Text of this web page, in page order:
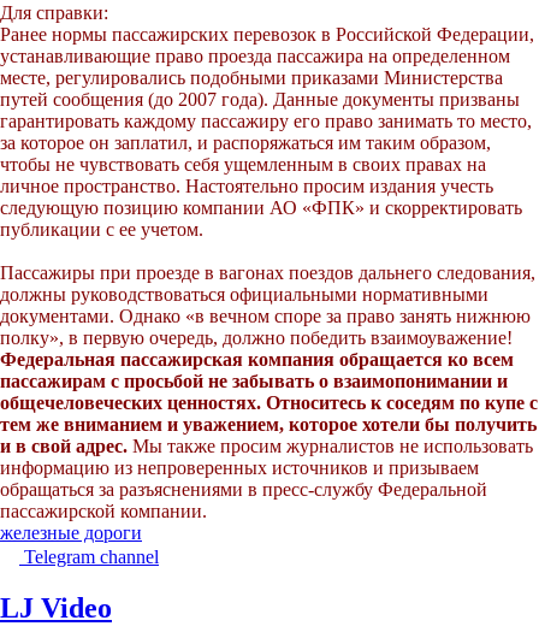
Для справки:
Ранее нормы пассажирских перевозок в Российской Федерации,
устанавливающие право проезда пассажира на определенном
месте, регулировались подобными приказами Министерства
путей сообщения (до 2007 года). Данные документы призваны
гарантировать каждому пассажиру его право занимать то место,
за которое он заплатил, и распоряжаться им таким образом,
чтобы не чувствовать себя ущемленным в своих правах на
личное пространство. Настоятельно просим издания учесть
следующую позицию компании АО «ФПК» и скорректировать
публикации с ее учетом.
Пассажиры при проезде в вагонах поездов дальнего следования,
должны руководствоваться официальными нормативными
документами. Однако «в вечном споре за право занять нижнюю
полку», в первую очередь, должно победить взаимоуважение!
Федеральная пассажирская компания обращается ко всем
пассажирам с просьбой не забывать о взаимопонимании и
общечеловеческих ценностях. Относитесь к соседям по купе с
тем же вниманием и уважением, которое хотели бы получить
и в свой адрес. Мы также просим журналистов не использовать
информацию из непроверенных источников и призываем
обращаться за разъяснениями в пресс-службу Федеральной
пассажирской компании.
железные дороги
Telegram channel
LJ Video